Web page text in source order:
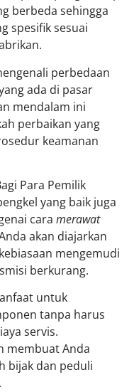
berbeda sehingga
spesifik sesuai
perbedaan
ada di pasar
mendalam ini
perbaikan yang
keamanan
Para Pemilik
yang baik juga
cara merawat
akan diajarkan
mengemudi
berkurang.
untuk
tanpa harus
servis.
membuat Anda
bijak dan peduli